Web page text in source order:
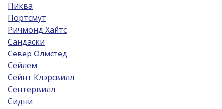
Пиква
Портсмут
Ричмонд Хайтс
Сандаски
Север Олмстед
Сейлем
Сейнт Клэрсвилл
Сентервилл
Сидни